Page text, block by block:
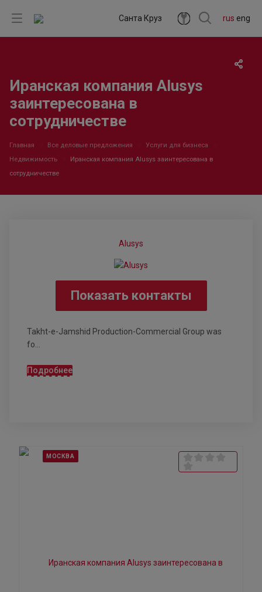
rus eng
Санта Круз
Иранская компания Alusys
заинтересована в
сотрудничестве
Главная Все деловые предложения
Услуги для бизнеса
Недвижимость
Иранская компания Alusys заинтересована в
сотрудничестве
Alusys
Показать контакты
Takht-e-Jamshid Production-Commercial Group was
fo...
Подробнее
МОСКВА